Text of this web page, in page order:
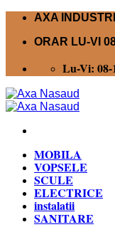
Skip
content
AXA
ORAR LU-VI
Lu-Vi: 08-
MOBILA
VOPSELE
SCULE
ELECTRICE
instalatii
SANITARE